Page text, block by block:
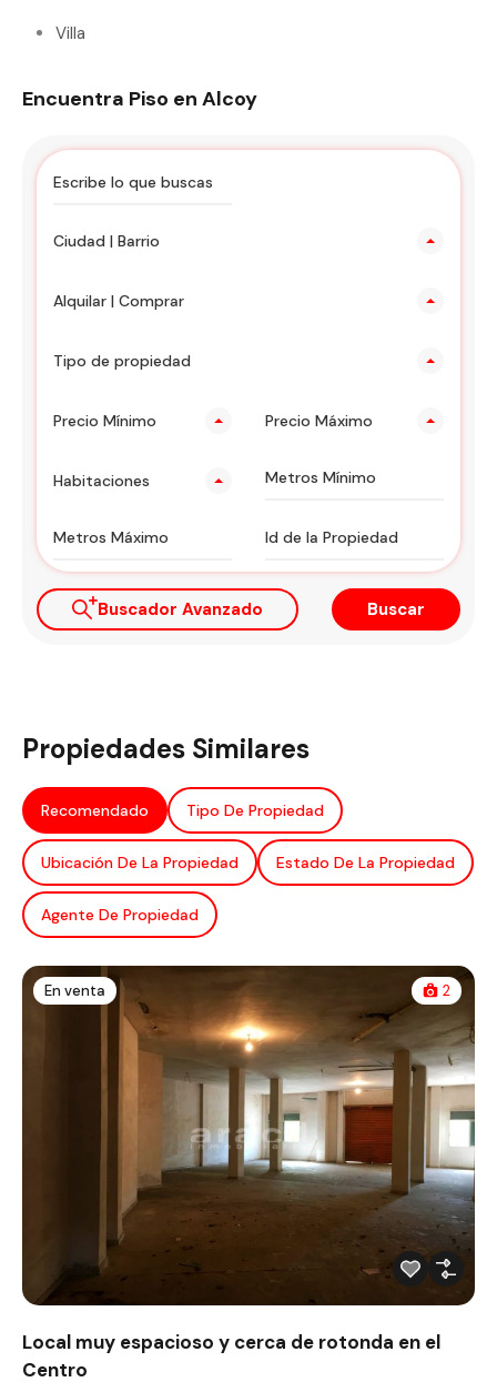
Villa
Encuentra Piso en Alcoy
Ciudad | Barrio
Alquilar | Comprar
Tipo de propiedad
Precio Mínimo Precio Máximo
Habitaciones
Buscador Avanzado Buscar
Propiedades Similares
Recomendado Tipo De Propiedad
Ubicación De La Propiedad Estado De La Propiedad
Agente De Propiedad
En venta 2
Local muy espacioso y cerca de rotonda en el
Centro